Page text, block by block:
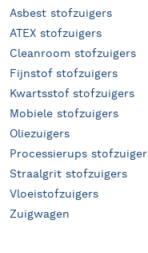
Asbest stofzuigers
ATEX stofzuigers
Cleanroom stofzuigers
Fijnstof stofzuigers
Kwartsstof stofzuigers
Mobiele stofzuigers
Oliezuigers
Processierups stofzuiger
Straalgrit stofzuigers
Vloeistofzuigers
Zuigwagen